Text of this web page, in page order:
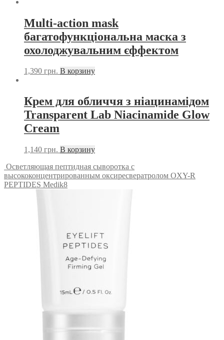
Multi-action mask
багатофункціональна маска з
охолоджувальним єффектом
1,390 грн. В корзину
Крем для обличчя з ніацинамідом
Transparent Lab Niacinamide Glow
Cream
1,140 грн. В корзину
Осветляющая пептидная сыворотка с
высококонцентрированным оксиресвератролом OXY-R
PEPTIDES Medik8